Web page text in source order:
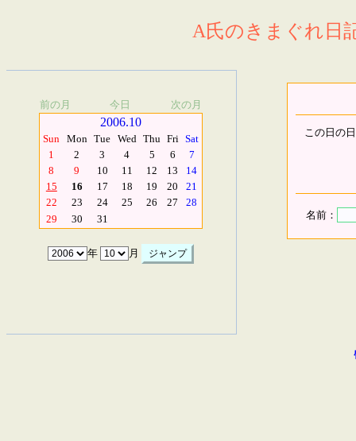
A氏のきまぐれ日
前の月 今日 次の月
2006.10
Sun Mon Tue Wed Thu Fri Sat
1
2 3 4 5 6
7
8
9 10 11 12 13
14
15
16 17 18 19 20
21
22
23 24 25 26 27
28
29
30 31
年 月
この日の
名前：